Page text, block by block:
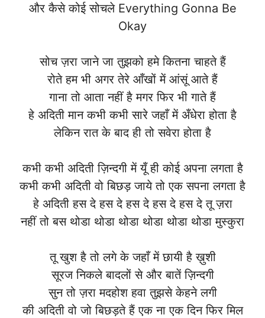
और कैसे कोई सोचले Everything Gonna Be
Okay
सोच ज़रा जाने जा तुझको हमे कितना चाहते हैं
रोते हम भी अगर तेरे आँखों में आंसूं आते हैं
गाना तो आता नहीं है मगर फिर भी गाते हैं
हे अदिती मान कभी कभी सारे जहाँ में अँधेरा होता है
लेकिन रात के बाद ही तो सवेरा होता है
कभी कभी अदिती ज़िन्दगी में यूँ ही कोई अपना लगता है
कभी कभी अदिती वो बिछड़ जाये तो एक सपना लगता है
हे अदिती हस दे हस दे हस दे हस दे हस दे तू ज़रा
नहीं तो बस थोडा थोडा थोडा थोडा थोडा थोडा मुस्कुरा
तू खुश है तो लगे के जहाँ में छायी है ख़ुशी
सूरज निकले बादलों से और बातें ज़िन्दगी
सुन तो ज़रा मदहोश हवा तुझसे केहने लगी
की अदिती वो जो बिछड़ते हैं एक ना एक दिन फिर मिल